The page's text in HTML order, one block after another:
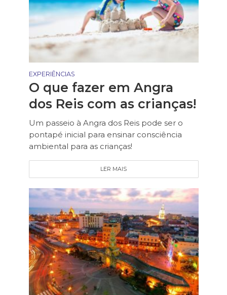
EXPERIÊNCIAS
O que fazer em Angra
dos Reis com as crianças!
Um passeio à Angra dos Reis pode ser o
pontapé inicial para ensinar consciência
ambiental para as crianças!
LER MAIS